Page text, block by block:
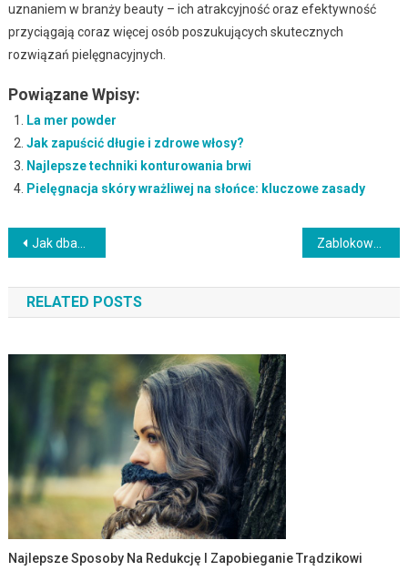
uznaniem w branży beauty – ich atrakcyjność oraz efektywność
przyciągają coraz więcej osób poszukujących skutecznych
rozwiązań pielęgnacyjnych.
Powiązane Wpisy:
La mer powder
Jak zapuścić długie i zdrowe włosy?
Najlepsze techniki konturowania brwi
Pielęgnacja skóry wrażliwej na słońce: kluczowe zasady
Nawigacja
wpisu
Jak dbać o zęby na co dzień: prawidłowe mycie, nitkowanie i wizyty u stomatologa
RELATED POSTS
Najlepsze Sposoby Na Redukcję I Zapobieganie Trądzikowi